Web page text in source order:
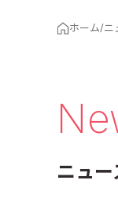
ホーム/ニ
ニュー